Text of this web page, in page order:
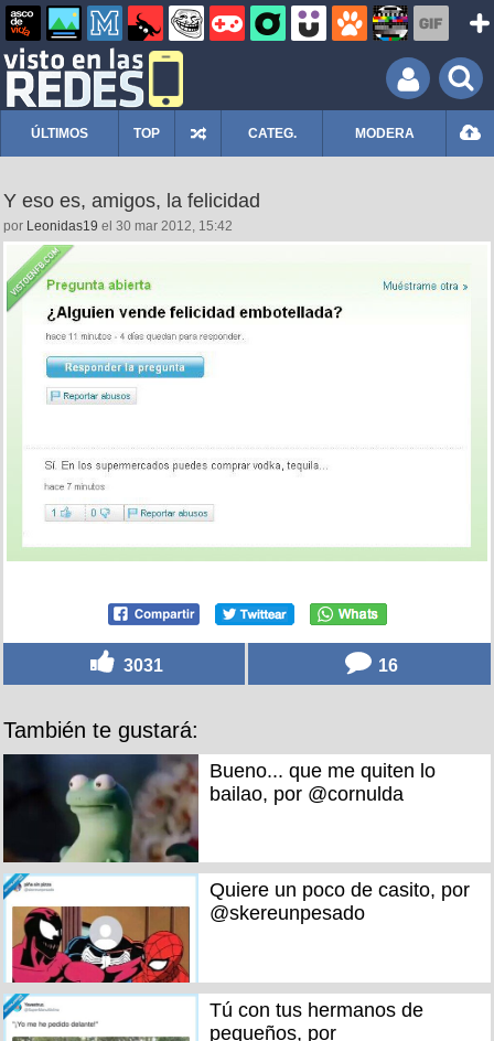
ÚLTIMOS TOP CATEG. MODERA
Y eso es, amigos, la felicidad
por Leonidas19 el 30 mar 2012, 15:42
3031 16
También te gustará:
Bueno... que me quiten lo
bailao, por @cornulda
Quiere un poco de casito, por
@skereunpesado
Tú con tus hermanos de
pequeños, por